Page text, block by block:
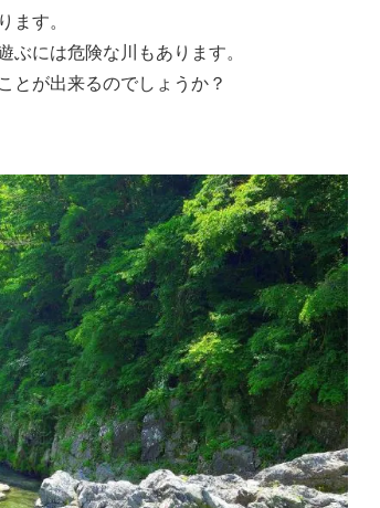
ます。
には危険な川もあります。
とが出来るのでしょうか？